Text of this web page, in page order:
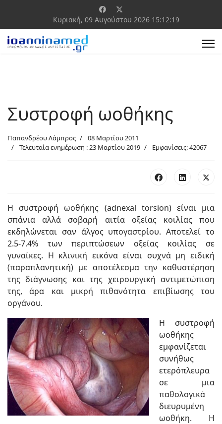
Κυριακή, 09 Αυγούστου 2026 15:12:19
Συστροφή ωοθήκης
Παπανδρέου Λάμπρος
08 Μαρτίου 2011
Τελευταία ενημέρωση : 23 Μαρτίου 2019
Εμφανίσεις: 42067
Η συστροφή ωοθήκης (adnexal torsion) είναι μια
σπάνια αλλά σοβαρή αιτία οξείας κοιλίας που
εκδηλώνεται σαν άλγος υπογαστρίου. Αποτελεί το
2.5-7.4% των περιπτώσεων οξείας κοιλίας σε
γυναίκες. Η κλινική εικόνα είναι συχνά μη ειδική
(παραπλανητική) με αποτέλεσμα την καθυστέρηση
της διάγνωσης και της χειρουργική αντιμετώπιση
της, άρα και μικρή πιθανότητα επιβίωσης του
οργάνου.
Η συστροφή
ωοθήκης
εμφανίζεται
συνήθως
ετερόπλευρα
σε μια
παθολογικά
διευρυμένη
ωοθήκη. Η